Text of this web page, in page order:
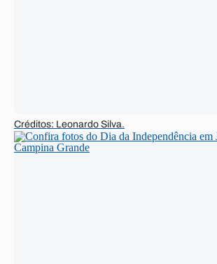
Créditos: Leonardo Silva.